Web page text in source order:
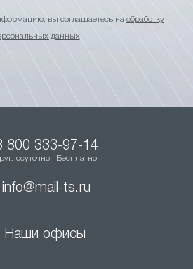
вы соглашаетесь на обработку
данных
800 333-97-14
| Бесплатно
info@mail-ts.ru
Наши офисы